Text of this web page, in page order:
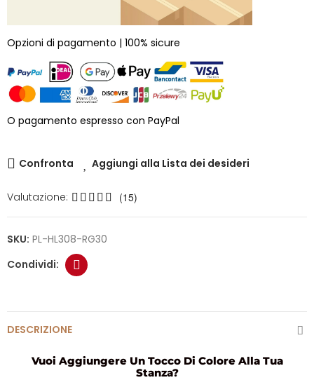
Opzioni di pagamento | 100% sicure
O pagamento espresso con PayPal
Confronta Aggiungi alla Lista dei desideri
Valutazione: (15)
SKU: PL-HL308-RG30
DESCRIZIONE
Vuoi Aggiungere Un Tocco Di Colore Alla Tua
Stanza?